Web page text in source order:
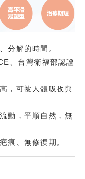
分解的時間。
、台灣衛福部認證
，可被人體吸收與
動，平順自然，無
痕、無修復期。